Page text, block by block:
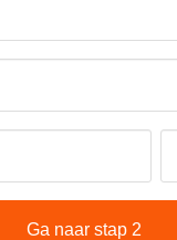
Ga naar stap 2